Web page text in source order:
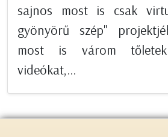
sajnos most is csak
gyönyörű szép"
most is várom
videókat,...